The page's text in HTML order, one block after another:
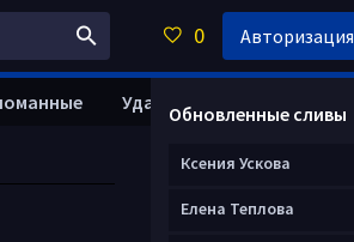
Удалить анкету
Обновленные сливы
Ксения Ускова
Елена Теплова
0 Авторизация